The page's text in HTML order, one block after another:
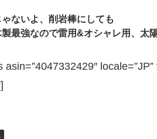
ないよ、削岩棒にしても
最強なので雷用&オシャレ用、太
asin=”4047332429″